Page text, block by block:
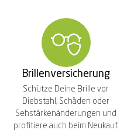
Brillenversicherung
Schütze Deine Brille vor
Diebstahl, Schäden oder
Sehstärkenänderungen und
profitiere auch beim Neukauf.